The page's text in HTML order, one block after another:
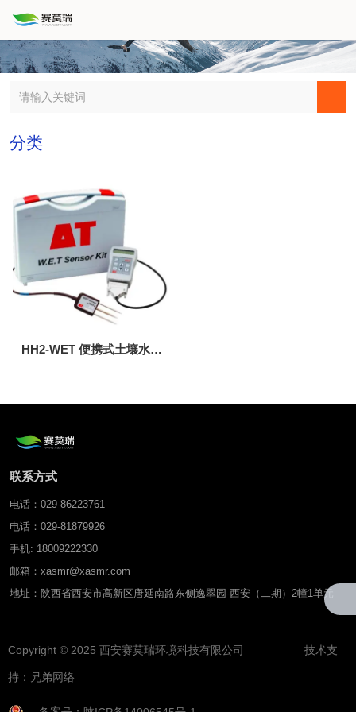
分类
HH2-WET 便携式土壤水分
联系方式
电话：029-86223761
电话：029-81879926
手机: 18009222330
邮箱：xasmr@xasmr.com
地址：陕西省西安市高新区唐延南路东侧逸翠园-西安（二期）2幢1单元
Copyright © 2025 西安赛莫瑞环境科技有限公司 技术支
持： 兄弟网络